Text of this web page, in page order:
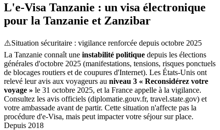
L'e-Visa Tanzanie : un visa électronique
pour la Tanzanie et Zanzibar
⚠️Situation sécuritaire : vigilance renforcée depuis octobre 2025
La Tanzanie connaît une instabilité politique depuis les élections
générales d'octobre 2025 (manifestations, tensions, risques ponctuels
de blocages routiers et de coupures d'Internet). Les États-Unis ont
relevé leur avis aux voyageurs au niveau 3 « Reconsidérez votre
voyage » le 31 octobre 2025, et la France appelle à la vigilance.
Consultez les avis officiels (diplomatie.gouv.fr, travel.state.gov) et
votre ambassade avant de partir. Cette situation n'affecte pas la
procédure d'e-Visa, mais peut impacter votre séjour sur place.
Depuis 2018